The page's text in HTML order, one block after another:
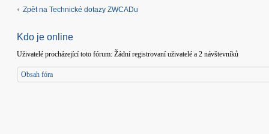
Zpět na Technické dotazy ZWCADu
Kdo je online
Uživatelé procházející toto fórum: Žádní registrovaní uživatelé a 2 návštevníků
Obsah fóra